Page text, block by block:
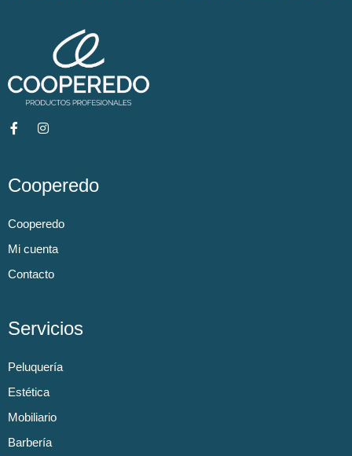
Cooperedo
Cooperedo
Mi cuenta
Contacto
Servicios
Peluquería
Estética
Mobiliario
Barbería